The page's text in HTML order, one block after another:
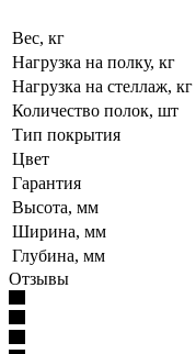
Вес, кг
Нагрузка на полку, кг
Нагрузка на стеллаж, кг
Количество полок, шт
Тип покрытия
Цвет
Гарантия
Высота, мм
Ширина, мм
Глубина, мм
Отзывы